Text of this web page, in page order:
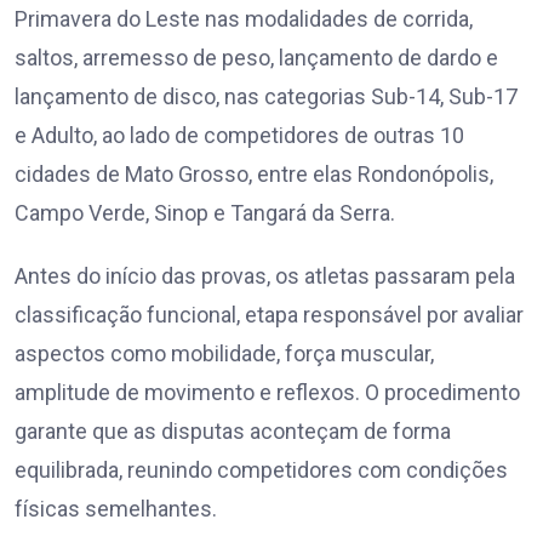
Primavera do Leste nas modalidades de corrida,
saltos, arremesso de peso, lançamento de dardo e
lançamento de disco, nas categorias Sub-14, Sub-17
e Adulto, ao lado de competidores de outras 10
cidades de Mato Grosso, entre elas Rondonópolis,
Campo Verde, Sinop e Tangará da Serra.
Antes do início das provas, os atletas passaram pela
classificação funcional, etapa responsável por avaliar
aspectos como mobilidade, força muscular,
amplitude de movimento e reflexos. O procedimento
garante que as disputas aconteçam de forma
equilibrada, reunindo competidores com condições
físicas semelhantes.